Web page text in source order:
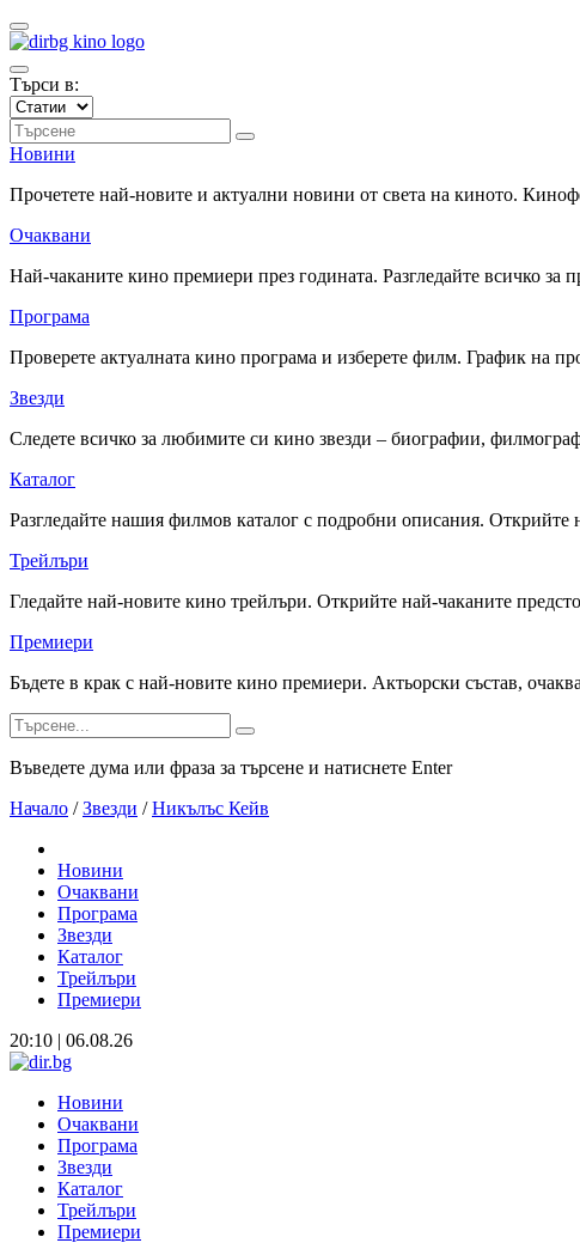
Търси в:
Новини
Прочетете най-новите и актуални новини от света на киното.
Очаквани
Най-чаканите кино премиери през годината. Разгледайте всичко
Програма
Проверете актуалната кино програма и изберете филм. График на
Звезди
Следете всичко за любимите си кино звезди – биографии,
Каталог
Разгледайте нашия филмов каталог с подробни описания.
Трейлъри
Гледайте най-новите кино трейлъри. Открийте най-чаканите
Премиери
Бъдете в крак с най-новите кино премиери. Актьорски състав,
Въведете дума или фраза за търсене и натиснете Enter
Начало / Звезди / Никълъс Кейв
Новини
Очаквани
Програма
Звезди
Каталог
Трейлъри
Премиери
20:10 | 06.08.26
Новини
Очаквани
Програма
Звезди
Каталог
Трейлъри
Премиери